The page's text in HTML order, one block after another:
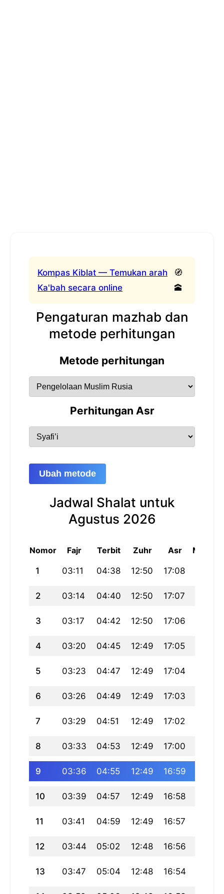
Kompas Kiblat — Temukan arah
Ka'bah secara online
🧭
🕋
Pengaturan mazhab dan
metode perhitungan
Metode perhitungan
Perhitungan Asr
Ubah metode
Jadwal Shalat untuk
Agustus 2026
Nomor Fajr Terbit Zuhr Asr
1 03:11 04:38 12:50 17:08
2 03:14 04:40 12:50 17:07
3 03:17 04:42 12:50 17:06
4 03:20 04:45 12:49 17:05
5 03:23 04:47 12:49 17:04
6 03:26 04:49 12:49 17:03
7 03:29 04:51 12:49 17:02
8 03:33 04:53 12:49 17:00
9 03:36 04:55 12:49 16:59
10 03:39 04:57 12:49 16:58
11 03:41 04:59 12:49 16:57
12 03:44 05:02 12:48 16:56
13 03:47 05:04 12:48 16:54